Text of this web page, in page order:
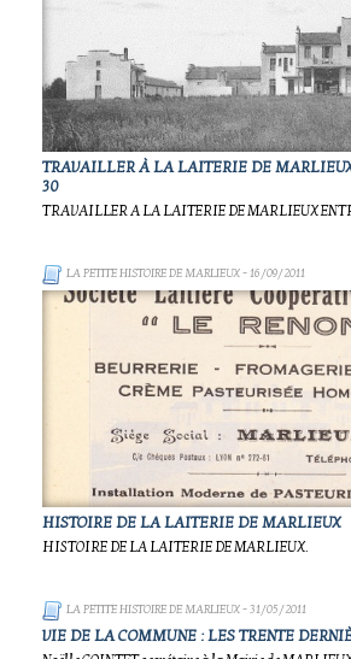
TRAVAILLER À LA LAITERIE DE
30
TRAVAILLER A LA LAITERIE DE MARLIEUX
LA PETITE HISTOIRE DE MARLIEUX- 16/09/2011
HISTOIRE DE LA LAITERIE DE MARLIEUX
HISTOIRE DE LA LAITERIE DE MARLIEUX.
LA PETITE HISTOIRE DE MARLIEUX- 31/05/2011
VIE DE LA COMMUNE : LES TRENTE